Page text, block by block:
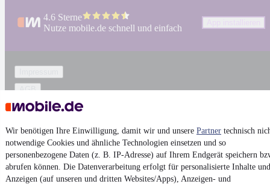
Wir benötigen Ihre Einwilligung, damit wir und unsere Partner technisch
notwendige Cookies und ähnliche Technologien einsetzen und so
personenbezogene Daten (z. B. IP-Adresse) auf Ihrem Endgerät speichern
abrufen können. Die Datenverarbeitung erfolgt für personalisierte Inhalte und
Anzeigen (auf unseren und dritten Websites/Apps), Anzeigen- und
4.6 Sterne
Nutze mobile.de schnell und einfach
AGB
Vertrag widerrufen
Datenschutzeinstellungen
Erklärung zur Barrierefreiheit
Report Security Vulnerability (English)